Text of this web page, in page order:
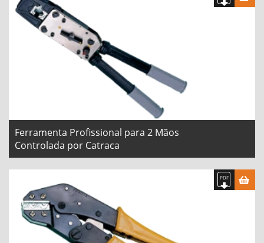
Ferramenta Profissional para 2 Mãos
Controlada por Catraca